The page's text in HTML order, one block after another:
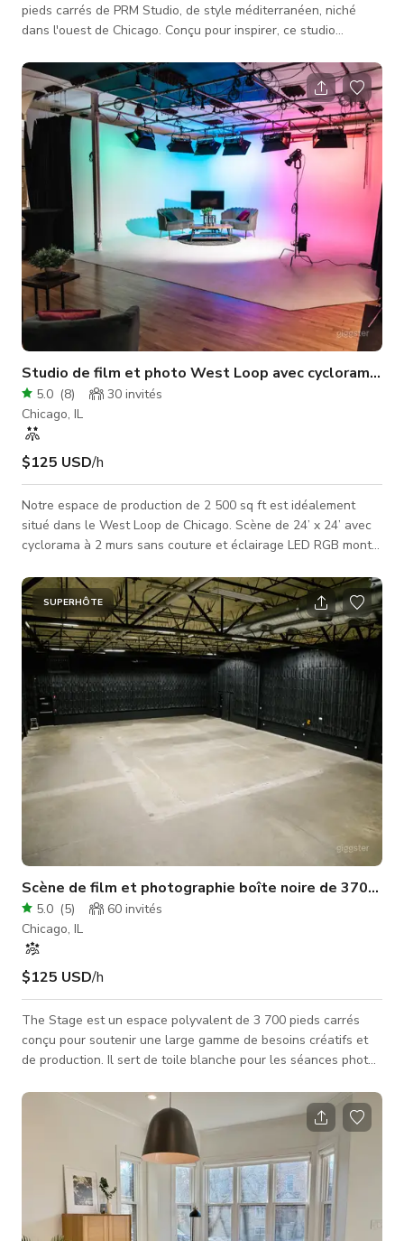
pieds carrés de PRM Studio, de style méditerranéen, niché
dans l'ouest de Chicago. Conçu pour inspirer, ce studio
bac à sable unique et un grand mur circulaire LED, idéal pour
donner vie à vos visions créatives. *Offre d'été* : 100 $ de
l'heure (tous les vendredis, minimum deux heures)
Caractéristiques : Lumière naturelle abondante complétée par
des plafonds e
Studio de film et photo West Loop avec cyclorama 24’
5.0 (8) 30 invités
Chicago, IL
$125 USD/h
Notre espace de production de 2 500 sq ft est idéalement
situé dans le West Loop de Chicago. Scène de 24’ x 24’ avec
cyclorama à 2 murs sans couture et éclairage LED RGB monté
montage, une salle de contrôle de production à distance et un
parking gratuit, Mainstage Chicago est un espace de
production prêt pour l'avenir, adapté aux besoins croissants
de la communauté créative de Chicago. Cet espace est idéal
pour : - Dif
SUPERHÔTE
Scène de film et photographie boîte noire de 3700
5.0 (5) 60 invités
Chicago, IL
$125 USD/h
The Stage est un espace polyvalent de 3 700 pieds carrés
conçu pour soutenir une large gamme de besoins créatifs et
de production. Il sert de toile blanche pour les séances photo,
encore. Construit pour combler un vide dans la communauté
créative de Chicago, The Stage combine un environnement de
qualité professionnelle, d'excellentes commodités et des tarifs
compétitifs. C'est également une option idéale pour les group